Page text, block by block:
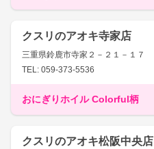
クスリのアオキ寺家店
三重県鈴鹿市寺家２－２１－１７
TEL: 059-373-5536
おにぎりホイル Colorful柄
クスリのアオキ松阪中央店